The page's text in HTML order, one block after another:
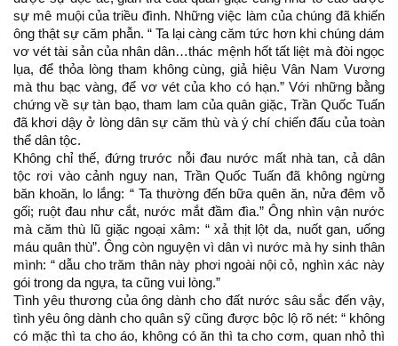
sự mê muội của triều đình. Những việc làm của chúng đã khiến
ông thật sự căm phẫn. “ Ta lại càng căm tức hơn khi chúng dám
vơ vét tài sản của nhân dân…thác mệnh hốt tất liệt mà đòi ngọc
lụa, để thỏa lòng tham không cùng, giả hiệu Vân Nam Vương
mà thu bạc vàng, để vơ vét của kho có hạn.” Với những bằng
chứng về sự tàn bạo, tham lam của quân giặc, Trần Quốc Tuấn
đã khơi dậy ở lòng dân sự căm thù và ý chí chiến đấu của toàn
thể dân tộc.
Không chỉ thế, đứng trước nỗi đau nước mất nhà tan, cả dân
tộc rơi vào cảnh nguy nan, Trần Quốc Tuấn đã không ngừng
băn khoăn, lo lắng: “ Ta thường đến bữa quên ăn, nửa đêm vỗ
gối; ruột đau như cắt, nước mắt đầm đìa.” Ông nhìn vận nước
mà căm thù lũ giặc ngoại xâm: “ xả thịt lột da, nuốt gan, uống
máu quân thù”. Ông còn nguyện vì dân vì nước mà hy sinh thân
mình: “ dẫu cho trăm thân này phơi ngoài nội cỏ, nghìn xác này
gói trong da ngựa, ta cũng vui lòng.”
Tình yêu thương của ông dành cho đất nước sâu sắc đến vậy,
tình yêu ông dành cho quân sỹ cũng được bộc lộ rõ nét: “ không
có mặc thì ta cho áo, không có ăn thì ta cho cơm, quan nhỏ thì